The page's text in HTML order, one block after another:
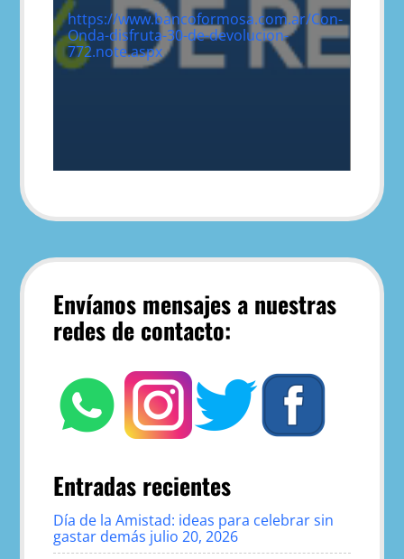
https://www.bancoformosa.com.ar/Con-
Onda-disfruta-30-de-devolucion-
772.note.aspx
Envíanos mensajes a nuestras
redes de contacto:
Entradas recientes
Día de la Amistad: ideas para celebrar sin
gastar demás julio 20, 2026